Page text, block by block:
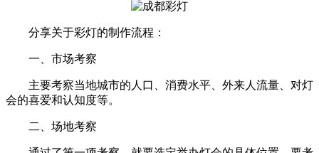
分享关于彩灯的制作流程：
一、市场考察
主要考察当地城市的人口、消费水平、外来人流量、对灯
会的喜爱和认知度等。
二、场地考察